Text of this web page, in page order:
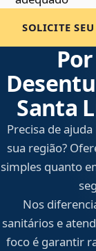
SOLICITE
Santa
Precisa de
sua região?
simples quanto
Nos
sanitários e
foco é garantir